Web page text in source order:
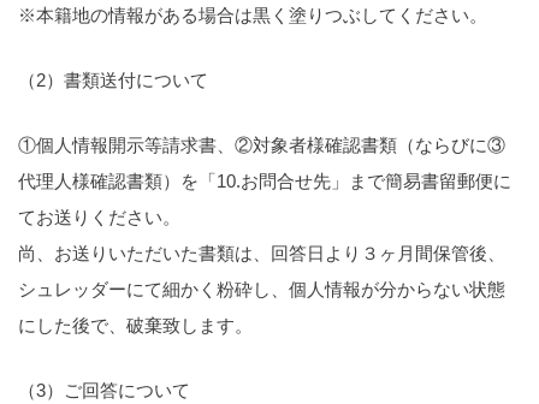
※本籍地の情報がある場合は黒く塗りつぶしてください。
（2）書類送付について
①個人情報開示等請求書、②対象者様確認書類（ならびに③
代理人様確認書類）を「10.お問合せ先」まで簡易書留郵便に
てお送りください。
尚、お送りいただいた書類は、回答日より３ヶ月間保管後、
シュレッダーにて細かく粉砕し、個人情報が分からない状態
にした後で、破棄致します。
（3）ご回答について